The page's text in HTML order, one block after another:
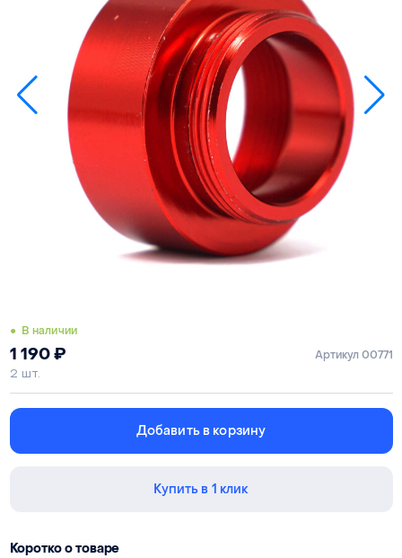
● В наличии
1 190₽
2 шт.
Артикул 00771
Добавить в корзину
Купить в 1 клик
Коротко о товаре